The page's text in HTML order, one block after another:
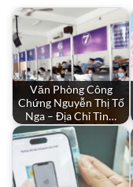
Văn Phòng Công
Chứng Nguyễn Thị Tố
Nga – Địa Chỉ Tin…